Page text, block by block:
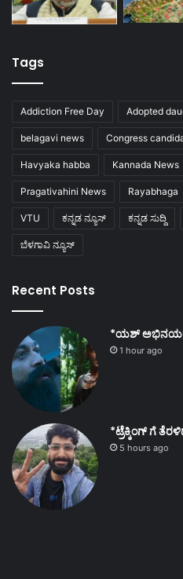
Tags
Addiction Free Day Adopted
belagavi news Congress
Havyaka habba Kannada News
Pragativahini News Rayabhaga
VTU ಕನ್ನಡ ನ್ಯೂಸ್ ಕನ್ನಡ ಸುದ್ದಿ
ಬೆಳಗಾವಿ ನ್ಯೂಸ್
Recent Posts
*ಯಶ್ ಅಭಿನಯದ
1 hour ago
*ಟ್ರೆಕ್ಕಿಂಗ್ ಗೆ
5 hours ago